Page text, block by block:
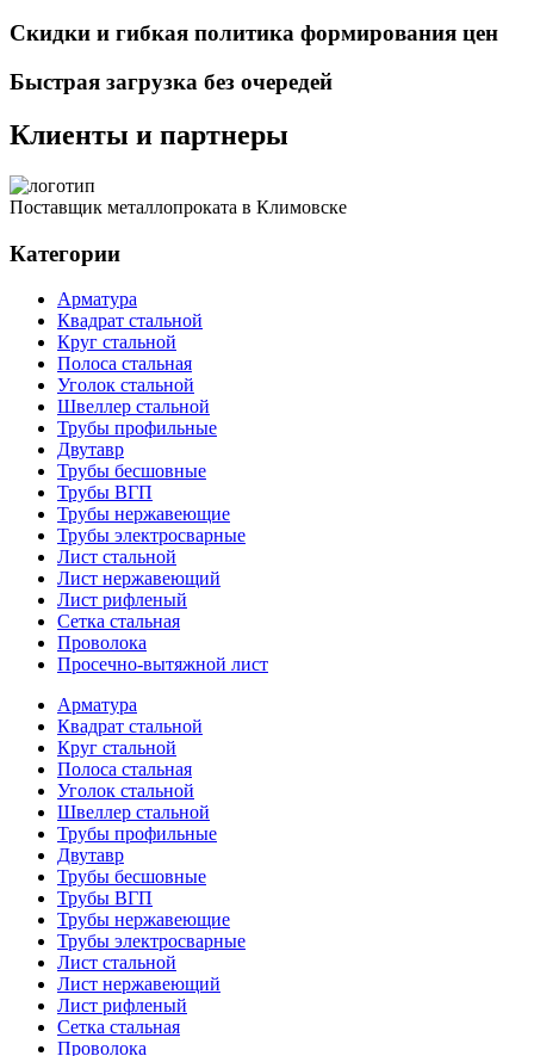
Скидки и гибкая политика формирования цен
Быстрая загрузка без очередей
Клиенты и партнеры
Поставщик металлопроката в Климовске
Категории
Арматура
Квадрат стальной
Круг стальной
Полоса стальная
Уголок стальной
Швеллер стальной
Трубы профильные
Двутавр
Трубы бесшовные
Трубы ВГП
Трубы нержавеющие
Трубы электросварные
Лист стальной
Лист нержавеющий
Лист рифленый
Сетка стальная
Проволока
Просечно-вытяжной лист
Арматура
Квадрат стальной
Круг стальной
Полоса стальная
Уголок стальной
Швеллер стальной
Трубы профильные
Двутавр
Трубы бесшовные
Трубы ВГП
Трубы нержавеющие
Трубы электросварные
Лист стальной
Лист нержавеющий
Лист рифленый
Сетка стальная
Проволока